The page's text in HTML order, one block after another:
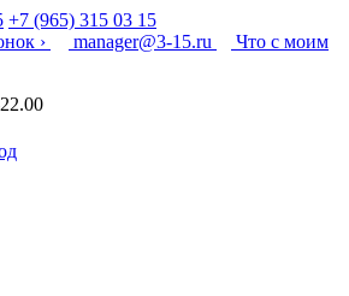
+7 (965) 315 03 15
›
manager@3-15.ru
Что с моим